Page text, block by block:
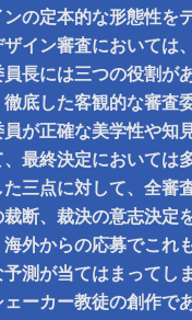
ンの定本的な形態性を
イン審査においては、
員長には三つの役割が
徹底した客観的な審査
員が正確な美学性や知
、最終決定においては
た三点に対して、全審
裁断、裁決の意志決定
海外からの応募でこれ
測が当てはまってし
ェーカー教徒の創作で